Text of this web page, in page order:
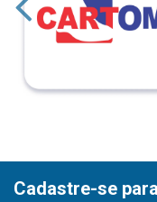
Cadastre-se